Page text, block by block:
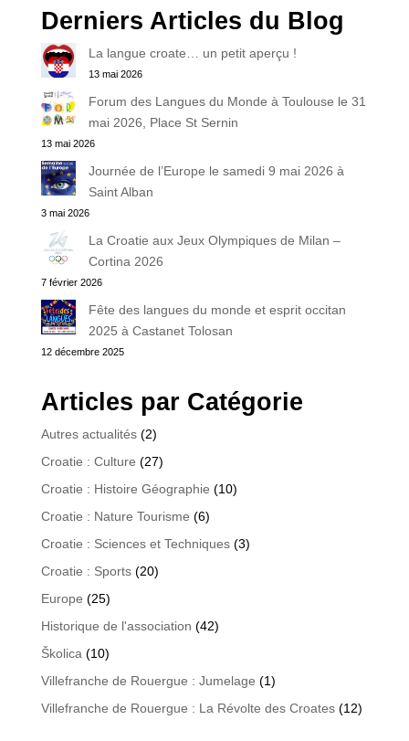
Derniers Articles du Blog
La langue croate… un petit aperçu !
13 mai 2026
Forum des Langues du Monde à Toulouse le 31
mai 2026, Place St Sernin
13 mai 2026
Journée de l’Europe le samedi 9 mai 2026 à
Saint Alban
3 mai 2026
La Croatie aux Jeux Olympiques de Milan –
Cortina 2026
7 février 2026
Fête des langues du monde et esprit occitan
2025 à Castanet Tolosan
12 décembre 2025
Articles par Catégorie
Autres actualités(2)
Croatie : Culture (27)
Croatie : Histoire Géographie (10)
Croatie : Nature Tourisme (6)
Croatie : Sciences et Techniques(3)
Croatie : Sports(20)
Europe (25)
Historique de l'association (42)
Školica (10)
Villefranche de Rouergue : Jumelage (1)
Villefranche de Rouergue : La Révolte des Croates(12)